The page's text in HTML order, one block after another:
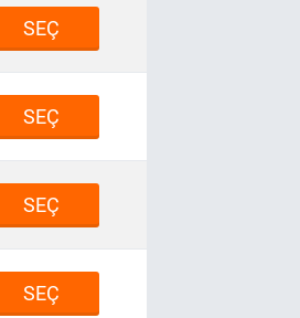
SEÇ
SEÇ
SEÇ
SEÇ